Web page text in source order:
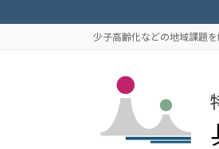
ン
ビ
少子高齢化などの地域課題